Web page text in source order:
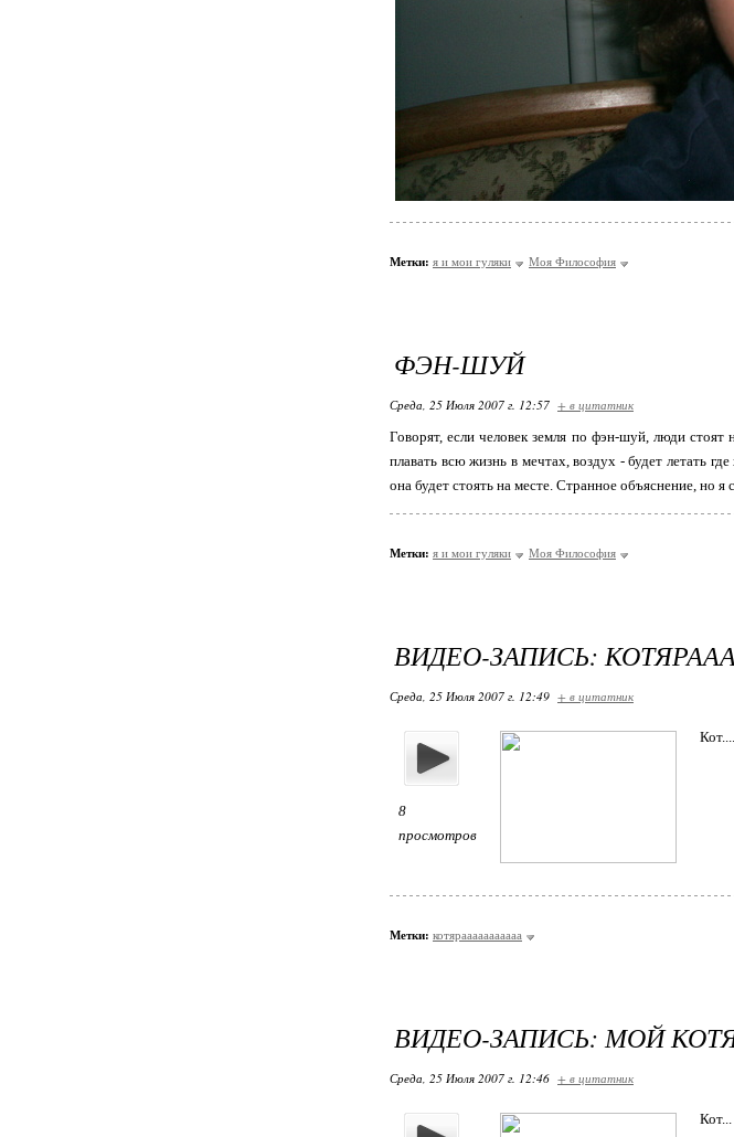
Метки: я и мои гуляки Моя Философия
ФЭН-ШУЙ
Среда, 25 Июля 2007 г. 12:57 + в цитатник
Говорят, если человек земля по фэн-шуй, люди
плавать всю жизнь в мечтах, воздух - будет летать
она будет стоять на месте. Странное объяснение, но
Метки: я и мои гуляки Моя Философия
ВИДЕО-ЗАПИСЬ:
Среда, 25 Июля 2007 г. 12:49 + в цитатник
8
просмотров
Кот....
Метки: котярааааааааааа
ВИДЕО-ЗАПИСЬ: МОЙ
Среда, 25 Июля 2007 г. 12:46 + в цитатник
Кот...